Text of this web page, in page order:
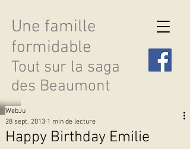
Une famille
formidable
Tout sur la saga
des Beaumont
Happy Birthday Emilie
WebJu
28 sept. 2013 1 min de lecture